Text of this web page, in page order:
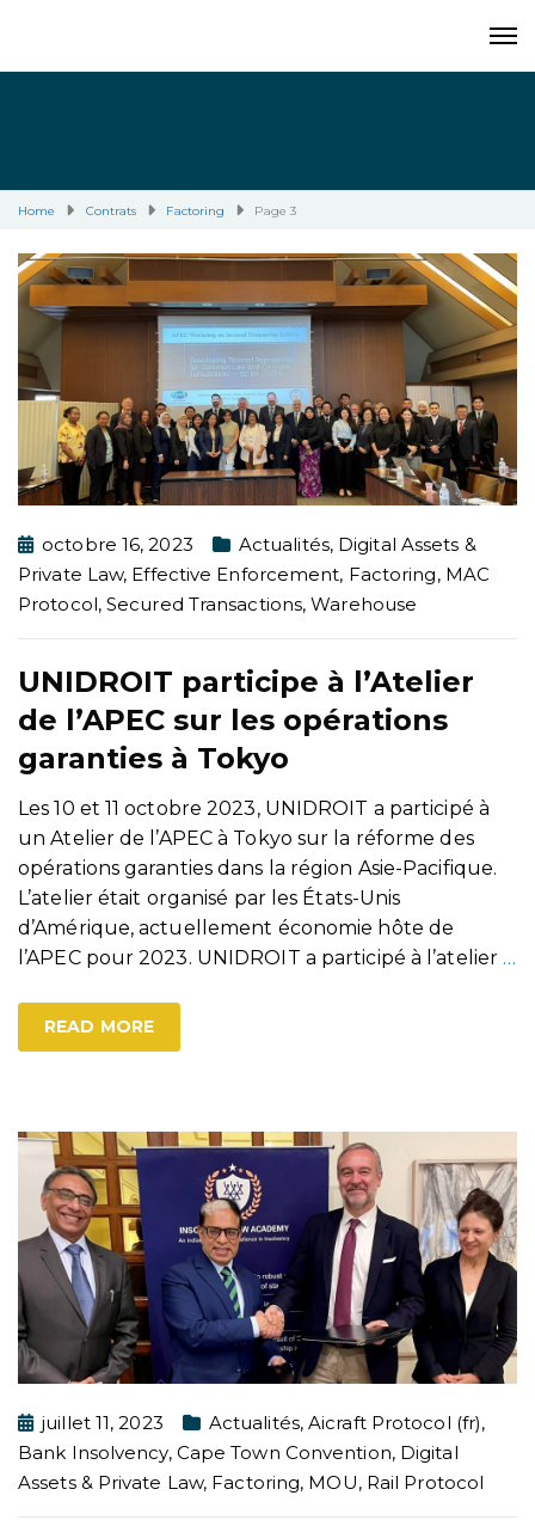
Home Contrats Factoring Page 3
octobre 16, 2023 Actualités, Digital Assets &
Private Law, Effective Enforcement, Factoring, MAC
Protocol,Secured Transactions,Warehouse
UNIDROIT participe à l’Atelier
de l’APEC sur les opérations
garanties à Tokyo
Les 10 et 11 octobre 2023, UNIDROIT a participé à
un Atelier de l’APEC à Tokyo sur la réforme des
opérations garanties dans la région Asie-Pacifique.
L’atelier était organisé par les États-Unis
d’Amérique, actuellement économie hôte de
l’APEC pour 2023. UNIDROIT a participé à l’atelier …
READ MORE
juillet 11, 2023 Actualités,Aicraft Protocol (fr),
Bank Insolvency, Cape Town Convention, Digital
Assets & Private Law, Factoring, MOU, Rail Protocol